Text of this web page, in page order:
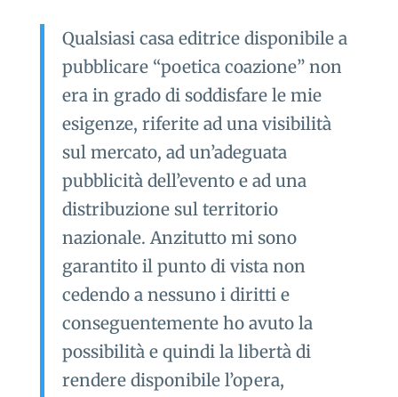
Qualsiasi casa editrice disponibile a
pubblicare “poetica coazione” non
era in grado di soddisfare le mie
esigenze, riferite ad una visibilità
sul mercato, ad un’adeguata
pubblicità dell’evento e ad una
distribuzione sul territorio
nazionale. Anzitutto mi sono
garantito il punto di vista non
cedendo a nessuno i diritti e
conseguentemente ho avuto la
possibilità e quindi la libertà di
rendere disponibile l’opera,